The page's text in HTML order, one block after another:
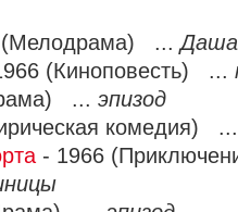
(Мелодрама) ...Даша
(Киноповесть) ...
... эпизод
комедия)
- 1966